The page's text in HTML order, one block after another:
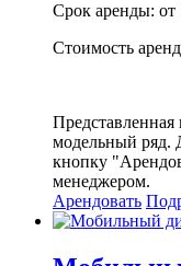
Срок аренды: от
Стоимость
Представленная
модельный ряд.
кнопку
менеджером.
Арендовать